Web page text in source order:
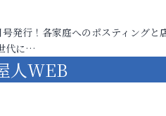
発行！各家庭へのポスティングと
代に…
人WEB